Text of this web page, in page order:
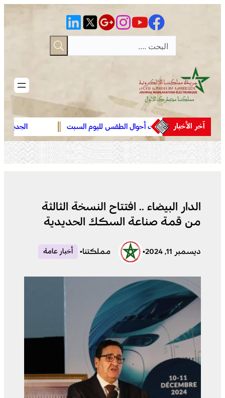
آخر الأخبار
توقعات أحوال الطقس لليوم السبت
الجديدة ..
الدار البيضاء .. افتتاح النسخة الثالثة
من قمة صناعة السكك الحديدية
ديسمبر 11, 2024 • مملكتنا• أخبار عامة